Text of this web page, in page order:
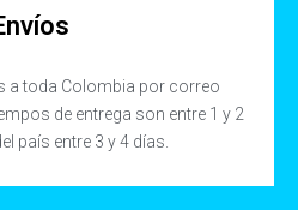
a toda Colombia por correo
de entrega son entre 1 y 2
país entre 3 y 4 días.